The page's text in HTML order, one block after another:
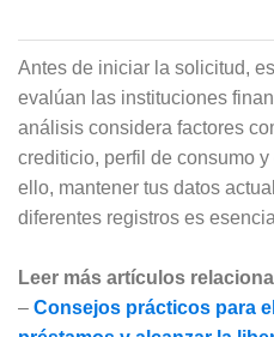
Antes de iniciar la solicitud,
evalúan las instituciones
análisis considera factores
crediticio, perfil de consumo
ello, mantener tus datos
diferentes registros es
Leer más artículos
– Consejos prácticos para